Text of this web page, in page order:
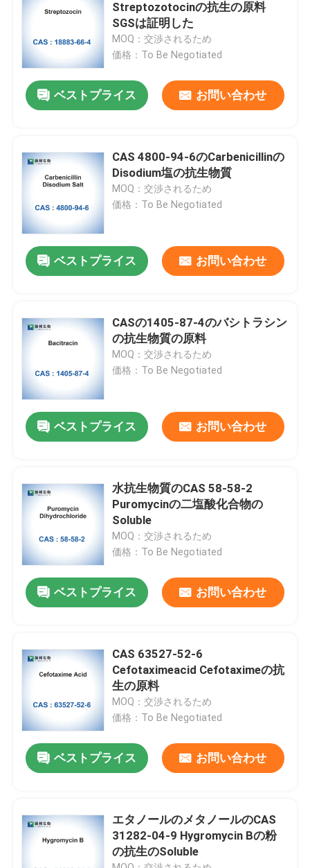
プロダクト
私達について
工場旅行
私達に連絡しなさい
ニュース
場合
生物的緩衝
Streptozotocinの抗生の原料
SGSは証明した
MOQ：交渉されるため
価格：To Be Negotiated
ベストプライス お問い合わせ
CAS 4800-94-6のCarbenicillinの
Disodium塩の抗生物質
MOQ：交渉されるため
価格：To Be Negotiated
ベストプライス お問い合わせ
CASの1405-87-4のバシトラシン
の抗生物質の原料
MOQ：交渉されるため
価格：To Be Negotiated
ベストプライス お問い合わせ
水抗生物質のCAS 58-58-2
Puromycinの二塩酸化合物の
Soluble
MOQ：交渉されるため
価格：To Be Negotiated
ベストプライス お問い合わせ
CAS 63527-52-6
Cefotaximeacid Cefotaximeの抗
生の原料
MOQ：交渉されるため
価格：To Be Negotiated
ベストプライス お問い合わせ
エタノールのメタノールのCAS
31282-04-9 Hygromycin Bの粉
の抗生のSoluble